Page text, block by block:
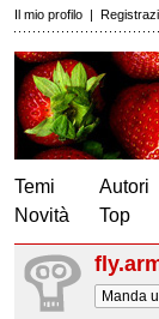
Il mio profilo |
Temi
Novità
Autori
Top
Manda